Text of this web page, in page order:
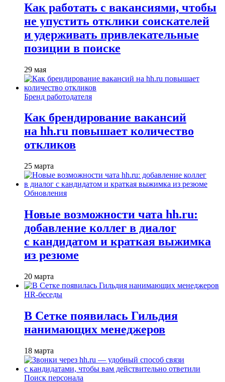
Как работать с вакансиями, чтобы
не упустить отклики соискателей
и удерживать привлекательные
позиции в поиске
29 мая
Бренд работодателя
Как брендирование вакансий
на hh.ru повышает количество
откликов
25 марта
Обновления
Новые возможности чата hh.ru:
добавление коллег в диалог
с кандидатом и краткая выжимка
из резюме
20 марта
HR-беседы
В Сетке появилась Гильдия
нанимающих менеджеров
18 марта
Поиск персонала